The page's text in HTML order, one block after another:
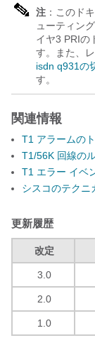
注 ：このド
ューティン
イヤ3 PRIの
す。また、
isdn q931の
す。
関連情報
T1 アラームの
T1/56K 回線の
T1 エラー イベ
シスコのテクニ
更新履歴
改定
3.0
2.0
1.0